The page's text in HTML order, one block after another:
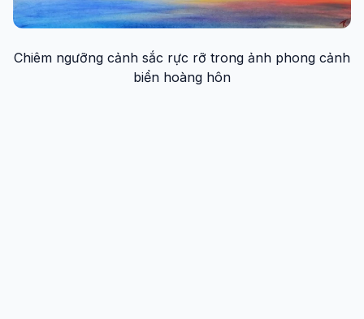
Chiêm ngưỡng cảnh sắc rực rỡ trong ảnh phong cảnh
biển hoàng hôn